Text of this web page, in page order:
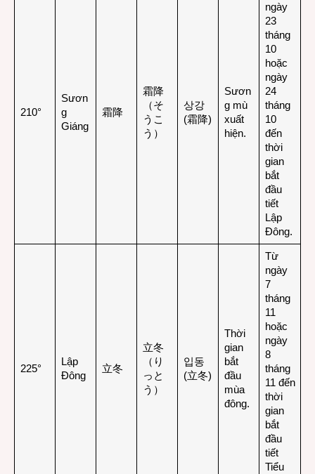
210°
Sươn
g
Giáng
霜降
霜降
（そ
うこ
う）
상강
(霜降)
Sươn
g mù
xuất
hiện.
ngày
23
tháng
10
hoặc
ngày
24
tháng
10
đến
thời
gian
bắt
đầu
tiết
Lập
Đông.
225°
Lập
Đông
立冬
立冬
（り
っと
う）
입동
(立冬)
Thời
gian
bắt
đầu
mùa
đông.
Từ
ngày
7
tháng
11
hoặc
ngày
8
tháng
11 đến
thời
gian
bắt
đầu
tiết
Tiểu